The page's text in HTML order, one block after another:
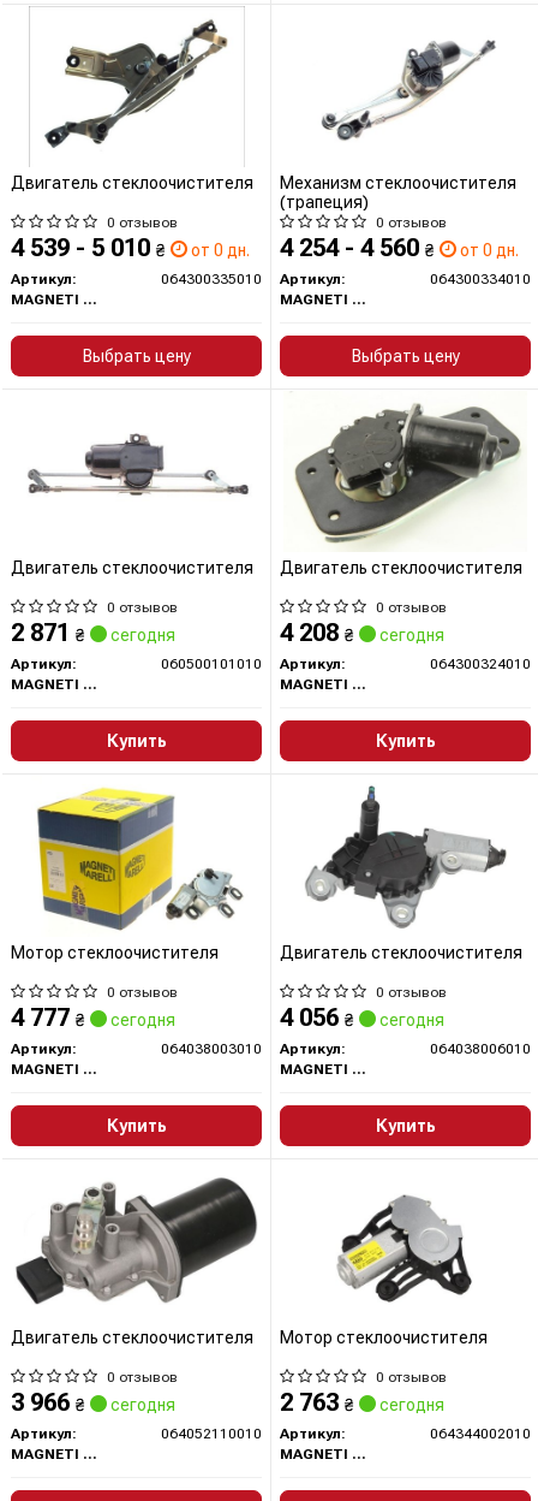
Двигатель стеклоочистителя
0 отзывов
4 539 - 5 010 ₴ от 0 дн.
Артикул:
064300335010
MAGNETI MARELLI
Выбрать цену
Механизм стеклоочистителя
(трапеция)
0 отзывов
4 254 - 4 560 ₴ от 0 дн.
Артикул:
064300334010
MAGNETI MARELLI
Выбрать цену
Двигатель стеклоочистителя
0 отзывов
2 871 ₴ сегодня
Артикул:
060500101010
MAGNETI MARELLI
Купить
Двигатель стеклоочистителя
0 отзывов
4 208 ₴ сегодня
Артикул:
064300324010
MAGNETI MARELLI
Купить
Мотор стеклоочистителя
0 отзывов
4 777 ₴ сегодня
Артикул:
064038003010
MAGNETI MARELLI
Купить
Двигатель стеклоочистителя
0 отзывов
4 056 ₴ сегодня
Артикул:
064038006010
MAGNETI MARELLI
Купить
Двигатель стеклоочистителя
0 отзывов
3 966 ₴ сегодня
Артикул:
064052110010
MAGNETI MARELLI
Мотор стеклоочистителя
0 отзывов
2 763 ₴ сегодня
Артикул:
064344002010
MAGNETI MARELLI